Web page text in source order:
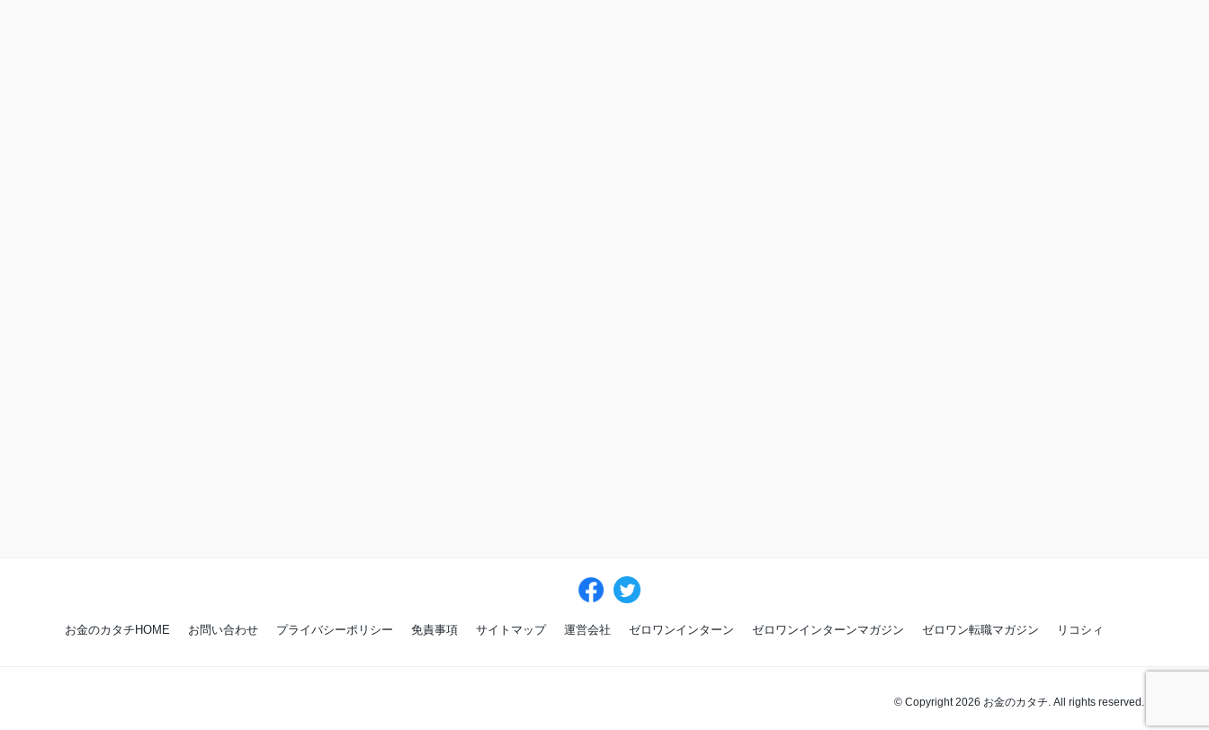
お金のカタチHOME お問い合わせ プライバシーポリシー 免責事項 サイトマップ 運営会社 ゼロワンインターン ゼロワンインターンマガジン ゼロワン転職マガジン リコシィ
© Copyright 2026 お金のカタチ. All rights reserved.